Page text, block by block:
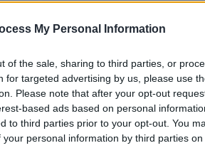
My Personal Information
of the sale, sharing to third parties, or
for targeted advertising by us, please use
Please note that after your opt-out
based ads based on personal
to third parties prior to your opt-out. You
personal information by third parties on